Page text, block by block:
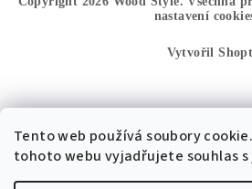
Tento web používá soubory
tohoto webu vyjadřujete souhlas
nastavení
Vytvořil